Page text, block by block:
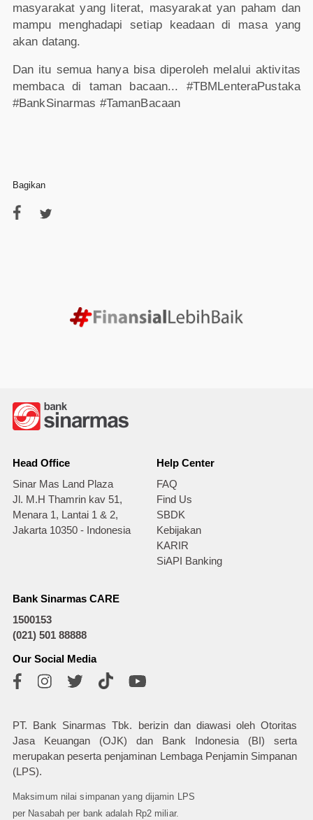
masyarakat yang literat, masyarakat yan paham dan
mampu menghadapi setiap keadaan di masa yang
akan datang.
Dan itu semua hanya bisa diperoleh melalui aktivitas
membaca di taman bacaan... #TBMLenteraPustaka
#BankSinarmas #TamanBacaan
Bagikan
Head Office
Sinar Mas Land Plaza
Jl. M.H Thamrin kav 51,
Menara 1, Lantai 1 & 2,
Jakarta 10350 - Indonesia
Help Center
FAQ
Find Us
SBDK
Kebijakan
KARIR
SiAPI Banking
Bank Sinarmas CARE
1500153
(021) 501 88888
Our Social Media
PT. Bank Sinarmas Tbk. berizin dan diawasi oleh Otoritas
Jasa Keuangan (OJK) dan Bank Indonesia (BI) serta
merupakan peserta penjaminan Lembaga Penjamin Simpanan
(LPS).
Maksimum nilai simpanan yang dijamin LPS
per Nasabah per bank adalah Rp2 miliar.